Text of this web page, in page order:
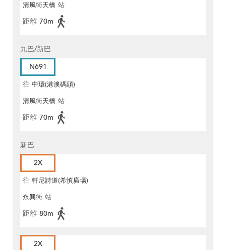
清風街天橋 站
距離 70m
九巴/新巴
N691
往 中環(港澳碼頭)
清風街天橋 站
距離 70m
新巴
2X
往 軒尼詩道(希慎廣場)
永興街 站
距離 80m
2X